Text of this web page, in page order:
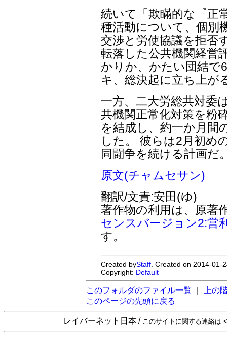
続いて「欺瞞的な『正
種活動について、個別
交渉と労使協議を拒否
転落した公共機関経営
かりか、かたい団結で
キ、総決起に立ち上が
一方、二大労総共対委
共機関正常化対策を粉
を結成し、約一か月間
した。 彼らは2月初め
同闘争を続ける計画だ
原文(チャムセサン)
翻訳/文責:安田(ゆ)
著作物の利用は、原著
センスバージョン2:営
す。
Created byStaff . Created on 2014-
Copyright: Default
このフォルダのファイル一覧
上の
このページの先頭に戻る
レイバーネット日本 / このサイトに関する連絡は